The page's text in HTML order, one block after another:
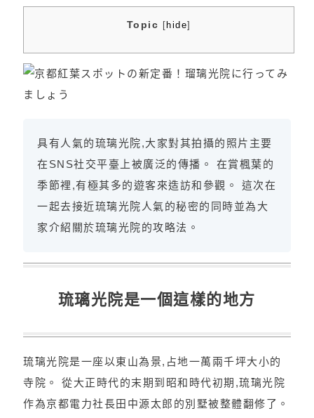
Topic [ hide]
具有人氣的琉璃光院,大家對其拍攝的照片主要
在SNS社交平臺上被廣泛的傳播。 在賞楓葉的
季節裡,有極其多的遊客來造訪和參觀。 這次在
一起去接近琉璃光院人氣的秘密的同時並為大
家介紹關於琉璃光院的攻略法。
琉璃光院是一個這樣的地方
琉璃光院是一座以東山為景,占地一萬兩千坪大小的
寺院。 從大正時代的末期到昭和時代初期,琉璃光院
作為京都電力社長田中源太郎的別墅被整體翻修了。